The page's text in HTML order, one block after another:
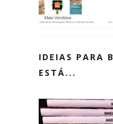
IDEIAS PARA
ESTÁ...